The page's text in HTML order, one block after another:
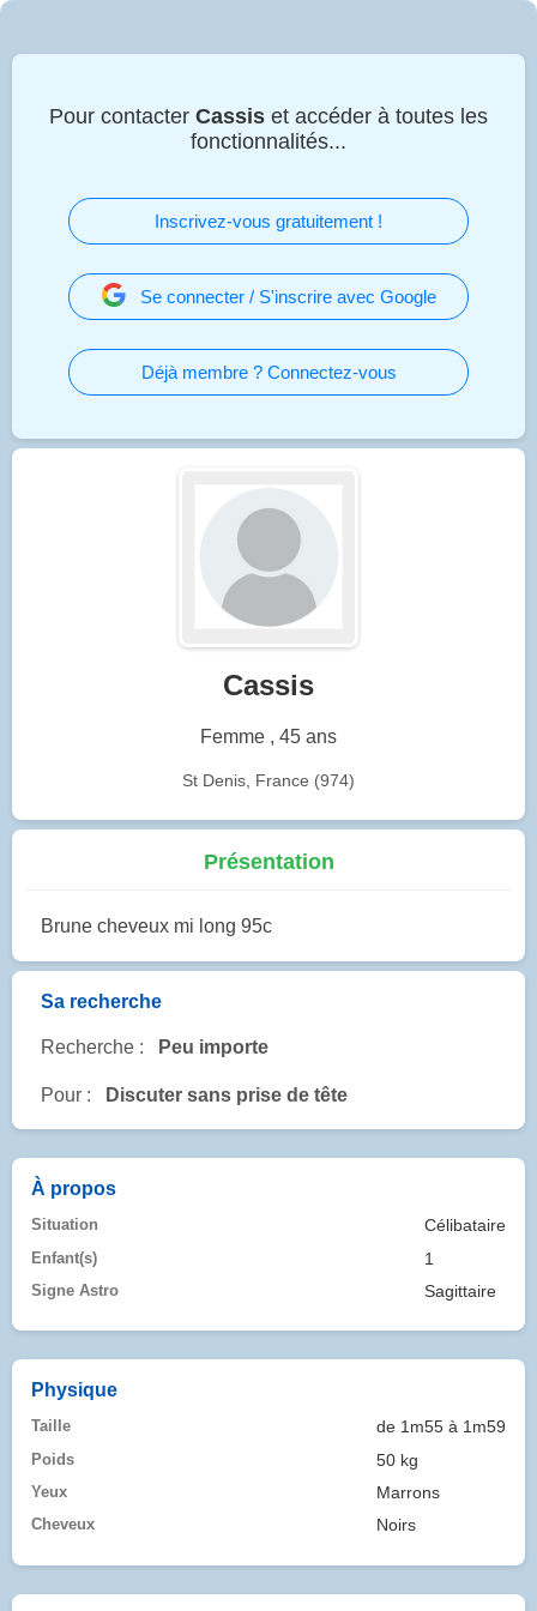
Pour contacter Cassis et accéder à toutes les
fonctionnalités...
Inscrivez-vous gratuitement !
Se connecter / S'inscrire avec Google
Déjà membre ? Connectez-vous
Cassis
Femme , 45 ans
St Denis, France (974)
Présentation
Brune cheveux mi long 95c
Sa recherche
Recherche : Peu importe
Pour : Discuter sans prise de tête
À propos
Situation Célibataire
Enfant(s) 1
Signe Astro Sagittaire
Physique
Taille de 1m55 à 1m59
Poids 50 kg
Yeux Marrons
Cheveux Noirs